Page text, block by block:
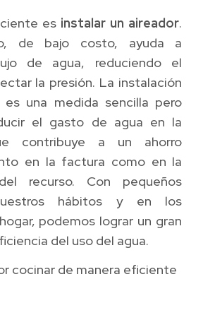
es instalar un aireador.
de bajo costo, ayuda a
de agua, reduciendo el
la presión. La instalación
una medida sencilla pero
el gasto de agua en la
contribuye a un ahorro
en la factura como en la
recurso. Con pequeños
hábitos y en los
podemos lograr un gran
del uso del agua.
cocinar de manera eficiente